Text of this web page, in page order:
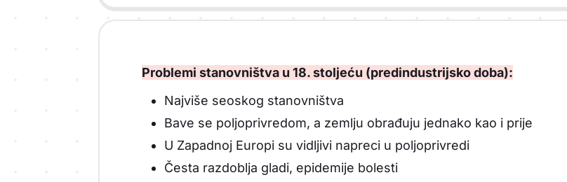
Problemi stanovništva u 18. stoljeću (predindustrijsko doba):
Najviše seoskog stanovništva
Bave se poljoprivredom, a zemlju obrađuju jednako kao i prije
U Zapadnoj Europi su vidljivi napreci u poljoprivredi
Česta razdoblja gladi, epidemije bolesti